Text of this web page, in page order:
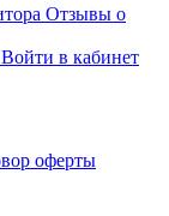
Отзывы о
Войти в кабинет
оферты